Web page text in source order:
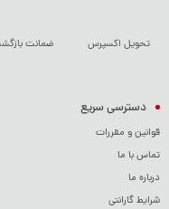
تحویل اکسپرس ضمانت
دسترسی سریع
قوانین و مقررات
تماس با ما
درباره ما
شرایط گارانتی